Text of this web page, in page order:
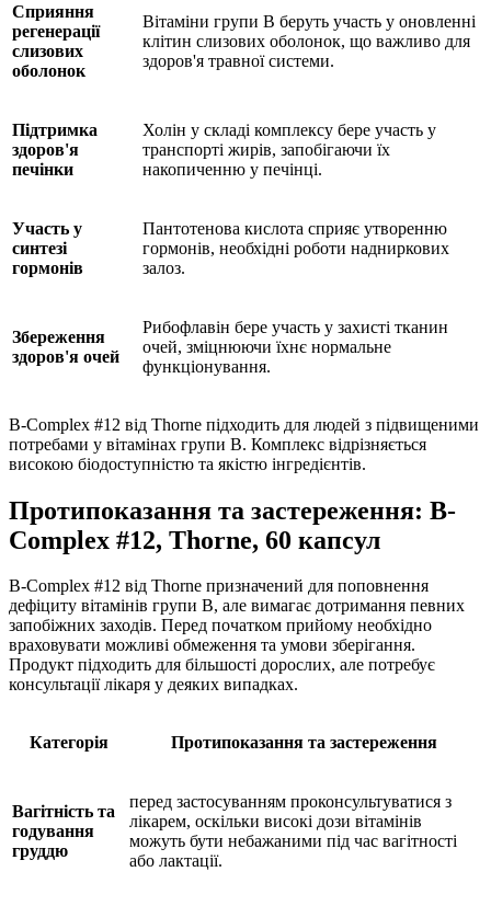
Сприяння
регенерації
слизових
оболонок
Вітаміни групи B беруть участь у оновленні
клітин слизових оболонок, що важливо для
здоров'я травної системи.
Підтримка
здоров'я
печінки
Холін у складі комплексу бере участь у
транспорті жирів, запобігаючи їх
накопиченню у печінці.
Участь у
синтезі
гормонів
Пантотенова кислота сприяє утворенню
гормонів, необхідні роботи надниркових
залоз.
Збереження
здоров'я очей
Рибофлавін бере участь у захисті тканин
очей, зміцнюючи їхнє нормальне
функціонування.
B-Complex #12 від Thorne підходить для людей з підвищеними
потребами у вітамінах групи B. Комплекс відрізняється
високою біодоступністю та якістю інгредієнтів.
Протипоказання та застереження: B-
Complex #12, Thorne, 60 капсул
B-Complex #12 від Thorne призначений для поповнення
дефіциту вітамінів групи B, але вимагає дотримання певних
запобіжних заходів. Перед початком прийому необхідно
враховувати можливі обмеження та умови зберігання.
Продукт підходить для більшості дорослих, але потребує
консультації лікаря у деяких випадках.
Категорія Протипоказання та застереження
Вагітність та
годування
груддю
перед застосуванням проконсультуватися з
лікарем, оскільки високі дози вітамінів
можуть бути небажаними під час вагітності
або лактації.